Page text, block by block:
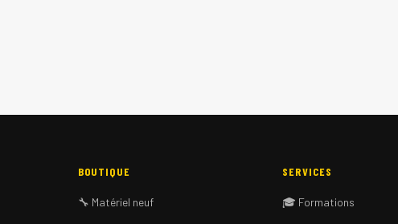
BOUTIQUE
🔧 Matériel neuf
SERVICES
🎓 Formations